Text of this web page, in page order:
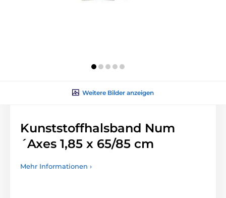
Weitere Bilder anzeigen
Kunststoffhalsband Num
´Axes 1,85 x 65/85 cm
Mehr Informationen ›